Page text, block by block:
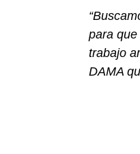
para
trabajo
DAMA